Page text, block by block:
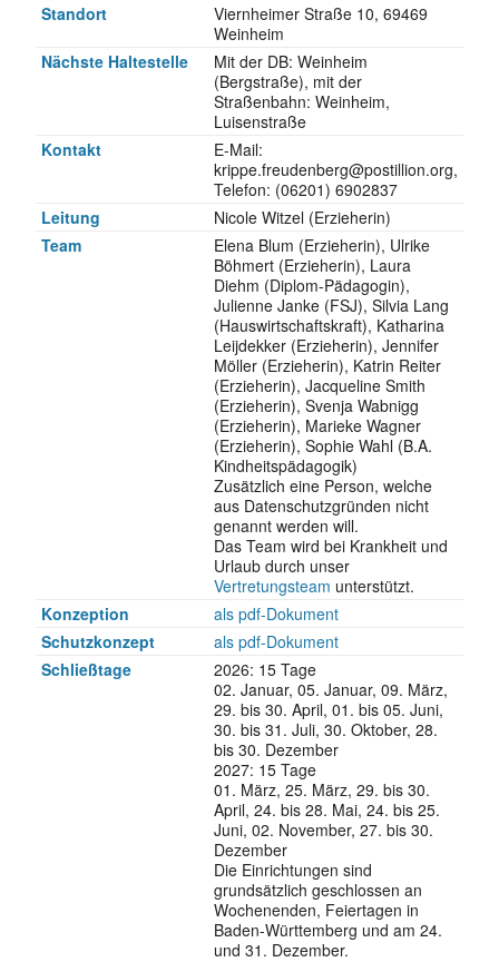
Standort
Viernheimer Straße 10, 69469
Weinheim
Nächste Haltestelle
Mit der DB: Weinheim
(Bergstraße), mit der
Straßenbahn: Weinheim,
Luisenstraße
Kontakt
E-Mail:
krippe.freudenberg@postillion.org,
Telefon: (06201) 6902837
Leitung
Nicole Witzel (Erzieherin)
Team
Elena Blum (Erzieherin), Ulrike
Böhmert (Erzieherin), Laura
Diehm (Diplom-Pädagogin),
Julienne Janke (FSJ), Silvia Lang
(Hauswirtschaftskraft), Katharina
Leijdekker (Erzieherin), Jennifer
Möller (Erzieherin), Katrin Reiter
(Erzieherin), Jacqueline Smith
(Erzieherin), Svenja Wabnigg
(Erzieherin), Marieke Wagner
(Erzieherin), Sophie Wahl (B.A.
Kindheitspädagogik)
Zusätzlich eine Person, welche
aus Datenschutzgründen nicht
genannt werden will.
Das Team wird bei Krankheit und
Urlaub durch unser
Vertretungsteam unterstützt.
Konzeption
als pdf-Dokument
Schutzkonzept
als pdf-Dokument
Schließ­tage
2026: 15 Tage
02. Januar, 05. Januar, 09. März,
29. bis 30. April, 01. bis 05. Juni,
30. bis 31. Juli, 30. Oktober, 28.
bis 30. Dezember
2027: 15 Tage
01. März, 25. März, 29. bis 30.
April, 24. bis 28. Mai, 24. bis 25.
Juni, 02. November, 27. bis 30.
Dezember
Die Einrichtungen sind
grundsätzlich geschlossen an
Wochenenden, Feiertagen in
Baden-Württemberg und am 24.
und 31. Dezember.